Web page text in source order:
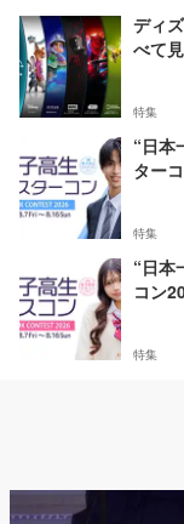
ディ
べて
特集
“日本
ター
特集
“日本
コン
特集